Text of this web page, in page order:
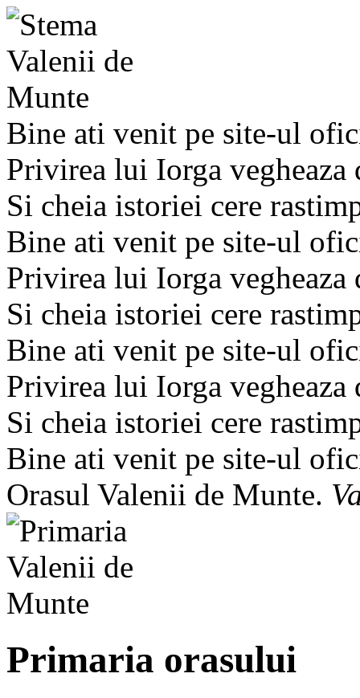
Bine ati venit pe site-ul
Privirea lui Iorga
Si cheia istoriei cere
Bine ati venit pe site-ul
Privirea lui Iorga
Si cheia istoriei cere
Bine ati venit pe site-ul
Privirea lui Iorga
Si cheia istoriei cere
Bine ati venit pe site-ul
Orasul Valenii de Munte.
Primaria orasului